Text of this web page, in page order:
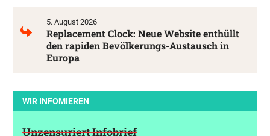
5. August 2026
Replacement Clock: Neue Website enthüllt
den rapiden Bevölkerungs-Austausch in
Europa
WIR INFOMIEREN
Unzensuriert Infobrief